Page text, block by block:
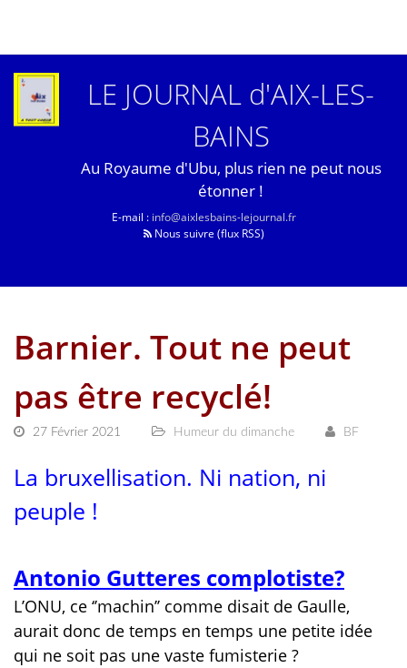
LE JOURNAL d'AIX-LES-
BAINS
Au Royaume d'Ubu, plus rien ne peut nous
étonner !
E-mail : info@aixlesbains-lejournal.fr
Nous suivre (flux RSS)
Barnier. Tout ne peut
pas être recyclé!
27 Février 2021 Humeur du dimanche BF
La bruxellisation. Ni nation, ni
peuple !
Antonio Gutteres complotiste?
L’ONU, ce ‘’machin’’ comme disait de Gaulle,
aurait donc de temps en temps une petite idée
qui ne soit pas une vaste fumisterie ?